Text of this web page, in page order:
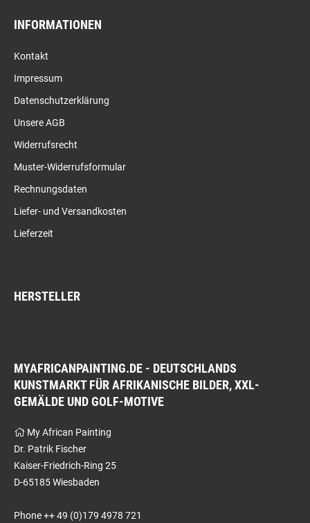
INFORMATIONEN
Kontakt
Impressum
Datenschutzerklärung
Unsere AGB
Widerrufsrecht
Muster-Widerrufsformular
Rechnungsdaten
Liefer- und Versandkosten
Lieferzeit
HERSTELLER
MYAFRICANPAINTING.DE - DEUTSCHLANDS
KUNSTMARKT FÜR AFRIKANISCHE BILDER, XXL-
GEMÄLDE UND GOLF-MOTIVE
My African Painting
Dr. Patrik Fischer
Kaiser-Friedrich-Ring 25
D-65185 Wiesbaden
Phone ++ 49 (0)179 4978 721